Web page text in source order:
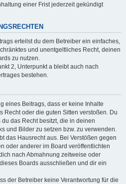
einer Frist jederzeit gekündigt
erteilst du dem Betreiber ein einfaches,
und unentgeltliches Recht, deinen
zu nutzen.
2, Unterpunkt a bleibt auch nach
bestehen.
eines Beitrags, dass er keine Inhalte
Recht oder die guten Sitten verstoßen. Du
das Recht besitzt, die in deinen
und Bilder zu setzen bzw. zu verwenden.
das Hausrecht aus. Bei Verstößen gegen
oder anderer im Board veröffentlichten
nach Abmahnung zeitweise oder
Boards ausschließen und dir ein
der Betreiber keine Verantwortung für die